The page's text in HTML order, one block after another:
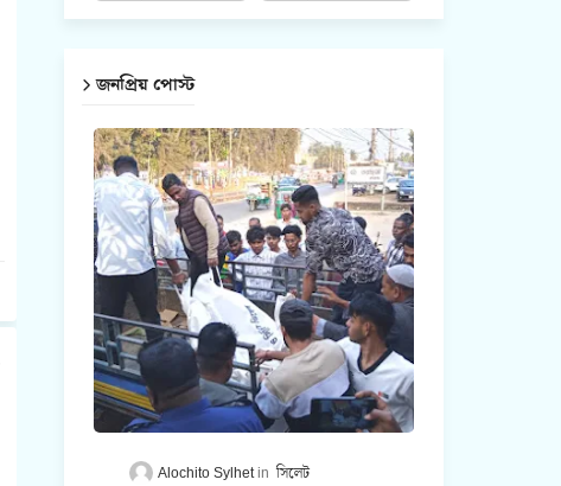
জনপ্রিয় পোস্ট
Alochito Sylhet সিলেট